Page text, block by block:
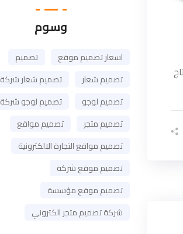
وسوم
اسعار تصميم موقع
تصميم
تصميم شعار
تصميم شعار شركة
تصميم لوجو
تصميم لوجو شركة
تصميم متجر
تصميم مواقع
تصميم مواقع التجارة الالكترونية
تصميم موقع شركة
تصميم موقع مؤسسة
شركة تصميم متجر الكتروني